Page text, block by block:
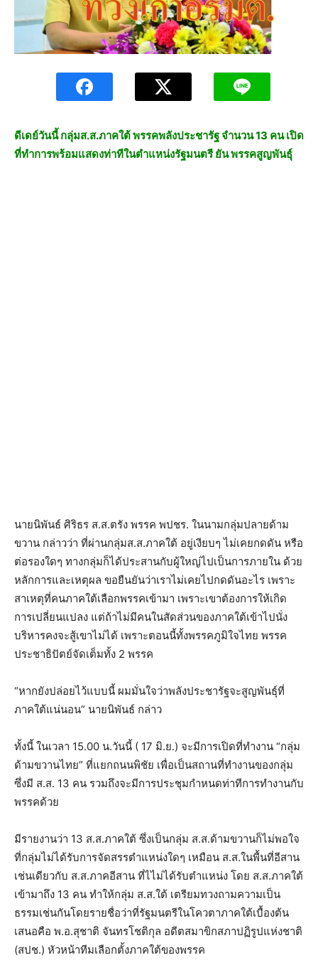
ดีเดย์วันนี้ กลุ่มส.ส.ภาคใต้ พรรคพลังประชารัฐ จำนวน 13 คน เปิด
ที่ทำการพร้อมแสดงท่าทีในตำแหน่งรัฐมนตรี ยัน พรรคสูญพันธุ์
นายนิพันธ์ ศิริธร ส.ส.ตรัง พรรค พปชร. ในนามกลุ่มปลายด้าม
ขวาน กล่าวว่า ที่ผ่านกลุ่มส.ส.ภาคใต้ อยู่เงียบๆ ไม่เคยกดดัน หรือ
ต่อรองใดๆ ทางกลุ่มก็ได้ประสานกับผู้ใหญ่ไปเป็นการภายใน ด้วย
หลักการและเหตุผล ขอยืนยันว่าเราไม่เคยไปกดดันอะไร เพราะ
สาเหตุที่คนภาคใต้เลือกพรรคเข้ามา​ เพราะเขาต้องการให้เกิด
การเปลี่ยนแปลง​ แต่ถ้าไม่มีคนในสัดส่วนของภาคใต้เข้าไปนั่ง
บริหารคงจะสู้เขาไม่ได้ เพราะตอนนี้ทั้งพรรคภูมิใจไทย พรรค
ประชาธิปัตย์จัดเต็มทั้ง 2 พรรค
“หากยังปล่อยไว้แบบนี้ ผมมั่นใจว่าพลังประชารัฐจะสูญพันธุ์ที่
ภาคใต้แน่นอน” นายนิพันธ์ กล่าว
ทั้งนี้ ในเวลา 15.00 น.วันนี้ ( 17 มิ.ย.) จะมีการเปิดที่ทำงาน “กลุ่ม
ด้ามขวานไทย” ที่แยกถนนพิชัย เพื่อเป็นสถานที่ทำงานของกลุ่ม
ซึ่งมี ส.ส. 13 คน รวมถึงจะมีการประชุมกำหนดท่าทีการทำงานกับ
พรรคด้วย
มีรายงานว่า 13 ส.ส.ภาคใต้ ซึ่งเป็นกลุ่ม ส.ส.ด้ามขวานก็ไม่พอใจ
ที่กลุ่มไม่ได้รับการจัดสรรตำแหน่งใดๆ เหมือน ส.ส.ในพื้นที่อีสาน
เช่นเดียวกับ​ ส.ส.ภาคอีสาน ที่ไไม่ได้รับตำแหน่ง โดย ส.ส.ภาคใต้
เข้ามาถึง 13 คน ทำให้กลุ่ม ส.ส.ใต้ เตรียมทวงถามความเป็น
ธรรมเช่นกันโดยรายชื่อว่าที่รัฐมนตรีในโควตาภาคใต้เบื้องต้น
เสนอคือ พ.อ.สุชาติ จันทรโชติกุล อดีตสมาขิกสภาปฏิรูปแห่งชาติ
(สปช.) หัวหน้าทีมเลือกตั้งภาคใต้ของพรรค